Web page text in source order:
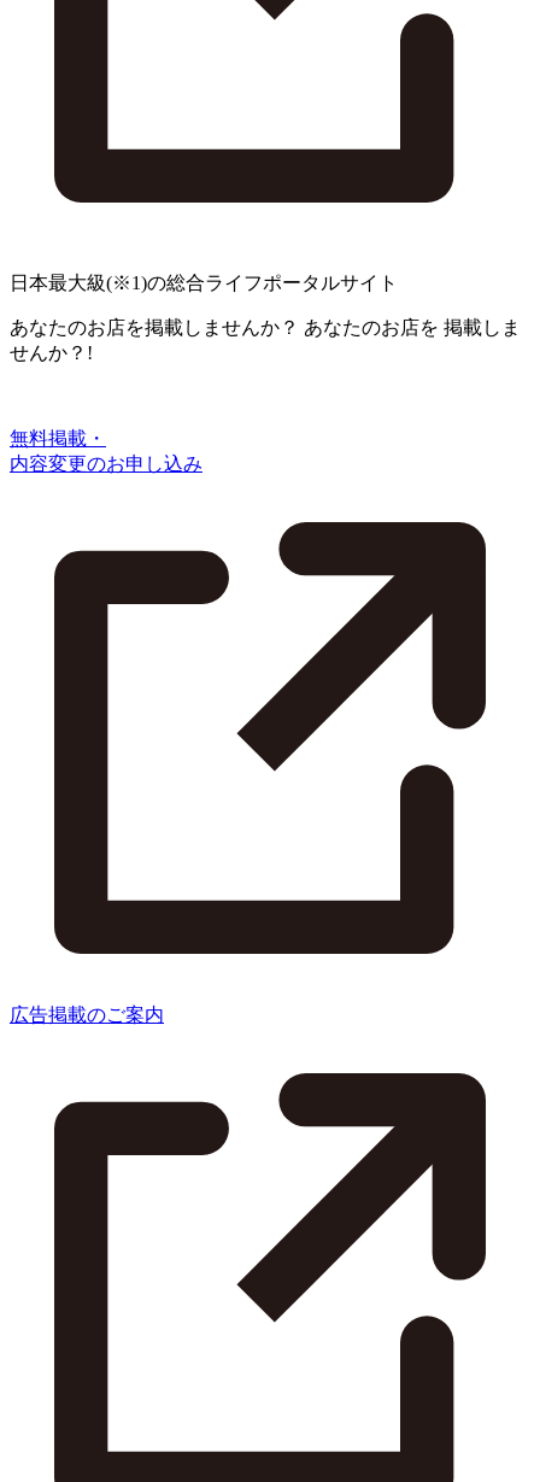
日本最大級(※1)の総合ライフポータルサイト
あなたのお店を掲載しませんか？ あなたのお店を 掲載しま
せんか？!
無料掲載・
内容変更のお申し込み
広告掲載のご案内